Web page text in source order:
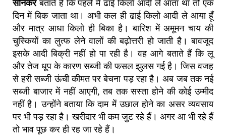
सोनकरबताते हैं कि पहले मैं ढाई किलो आदी ले आता था तो एक
दिन में बिक जाता था। अभी कल ही ढाई किलो आदी ले आया हूँ
और मात्र आधा किलो ही बिका है। बारिश में अमूमन चाय की
चुस्कियों का लुत्फ लेने वालों की बढ़ोत्तरी हो जाती है। बावजूद
इसके आदी बिक्री नहीं हो पा रही है। वह आगे बताते हैं कि लू
और तेज धूप के कारण सब्जी की फसल झुलस गई है। जिस वजह
से हरी सब्जी ऊंची कीमत पर बेचना पड़ रहा है। अब जब तक नई
सब्जी बाजार में नहीं आएगी, तब तक सस्ता होने की कोई उम्मीद
नहीं है। उन्होंने बताया कि दाम में उछाल होने का असर व्यवसाय
पर भी पड़ रहा है। खरीदार भी कम जुट रहे हैं। अगर आ भी रहे हैं
तो भाव पूछ कर ही रह जा रहे हैं।